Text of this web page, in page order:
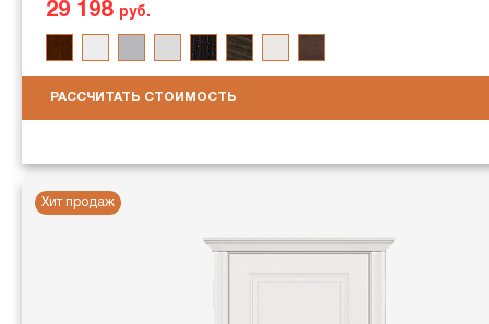
29 198 руб.
РАССЧИТАТЬ СТОИМОСТЬ
Хит продаж